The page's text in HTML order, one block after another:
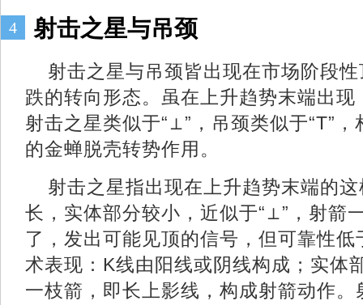
4 射击之星与吊颈
射击之星与吊颈皆出现在市场阶段
跌的转向形态。虽在上升趋势末端出
射击之星类似于“⊥”，吊颈类似于“T”
的金蝉脱壳转势作用。
射击之星指出现在上升趋势末端的
长，实体部分较小，近似于“⊥”，射箭
了，发出可能见顶的信号，但可靠性
术表现：K线由阳线或阴线构成；实体
一枝箭，即长上影线，构成射箭动作